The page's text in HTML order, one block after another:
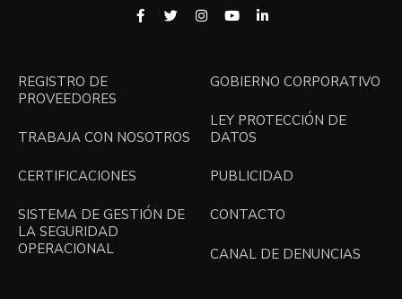
REGISTRO DE
PROVEEDORES
TRABAJA CON NOSOTROS
CERTIFICACIONES
SISTEMA DE GESTIÓN DE
LA SEGURIDAD
OPERACIONAL
GOBIERNO CORPORATIVO
LEY PROTECCIÓN DE
DATOS
PUBLICIDAD
CONTACTO
CANAL DE DENUNCIAS